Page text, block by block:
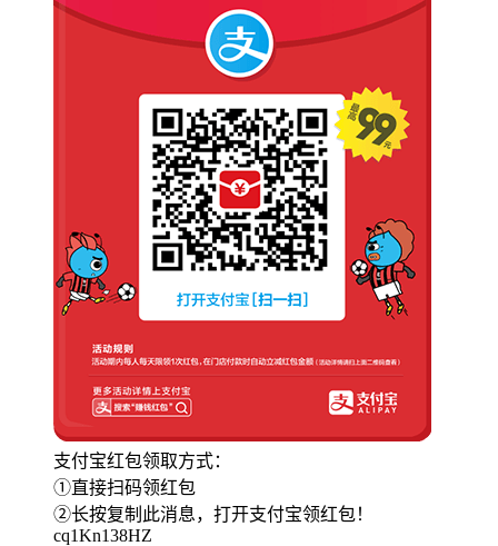
支付宝红包领取方式：
①直接扫码领红包
②长按复制此消息，打开支付宝领红包！
cq1Kn138HZ